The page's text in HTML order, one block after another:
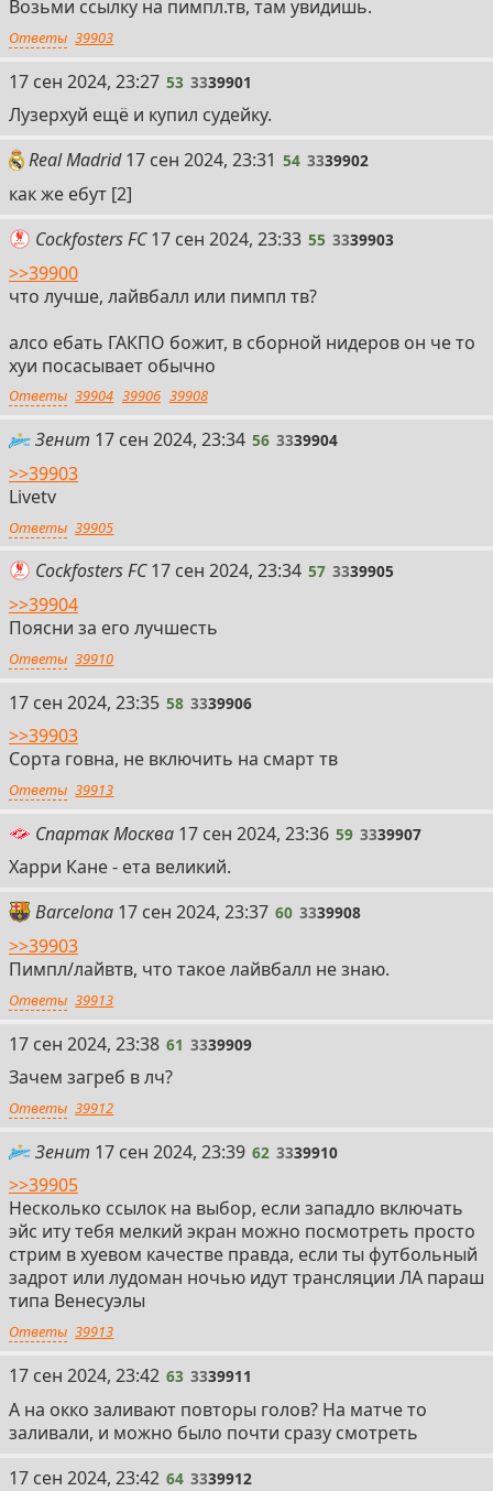
Возьми ссылку на пимпл.тв, там увидишь.
Ответы 39903
53
17 сен 2024, 23:27 53 3339901
Лузерхуй ещё и купил судейку.
Real Madrid 54
17 сен 2024, 23:31 54 3339902
как же ебут [2]
Cockfosters FC 55
17 сен 2024, 23:33 55 3339903
>>39900
что лучше, лайвбалл или пимпл тв?
алсо ебать ГАКПО божит, в сборной нидеров он че то
хуи посасывает обычно
Ответы 39904 39906 39908
Зенит 56
17 сен 2024, 23:34 56 3339904
>>39903
Livetv
Ответы 39905
Cockfosters FC 57
17 сен 2024, 23:34 57 3339905
>>39904
Поясни за его лучшесть
Ответы 39910
58
17 сен 2024, 23:35 58 3339906
>>39903
Сорта говна, не включить на смарт тв
Ответы 39913
Спартак Москва 59
17 сен 2024, 23:36 59 3339907
Харри Кане - ета великий.
Barcelona 60
17 сен 2024, 23:37 60 3339908
>>39903
Пимпл/лайвтв, что такое лайвбалл не знаю.
Ответы 39913
61
17 сен 2024, 23:38 61 3339909
Зачем загреб в лч?
Ответы 39912
Зенит 62
17 сен 2024, 23:39 62 3339910
>>39905
Несколько ссылок на выбор, если западло включать
эйс иту тебя мелкий экран можно посмотреть просто
стрим в хуевом качестве правда, если ты футбольный
задрот или лудоман ночью идут трансляции ЛА параш
типа Венесуэлы
Ответы 39913
63
17 сен 2024, 23:42 63 3339911
А на окко заливают повторы голов? На матче то
заливали, и можно было почти сразу смотреть
64
17 сен 2024, 23:42 64 3339912